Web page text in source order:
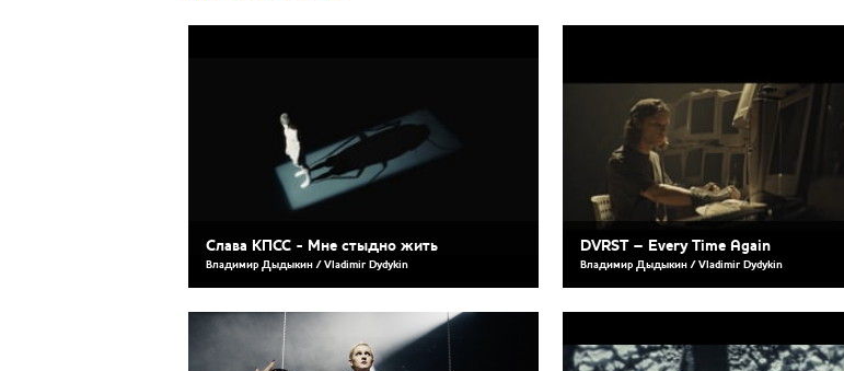
Слава КПСС - Мне стыдно жить
Владимир Дыдыкин / Vladimir Dydykin
DVRST – Every Time Again
Владимир Дыдыкин / Vladimir Dydykin